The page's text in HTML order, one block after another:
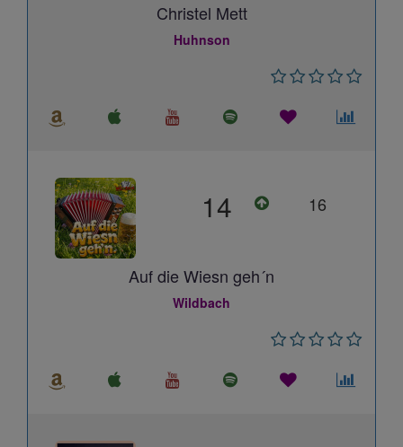
Christel Mett
Huhnson
14 16
Auf die Wiesn geh´n
Wildbach